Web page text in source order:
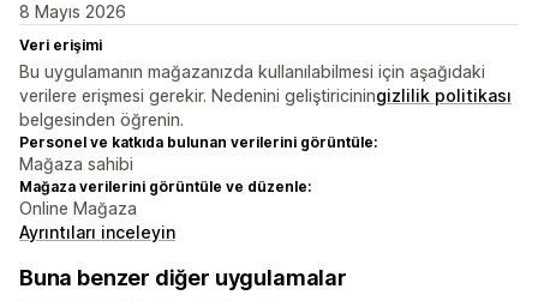
8 Mayıs 2026
Veri erişimi
Bu uygulamanın mağazanızda kullanılabilmesi için aşağıdaki
verilere erişmesi gerekir. Nedenini geliştiriciningizlilik politikası
belgesinden öğrenin.
Personel ve katkıda bulunan verilerini görüntüle:
Mağaza sahibi
Mağaza verilerini görüntüle ve düzenle:
Online Mağaza
Ayrıntıları inceleyin
Buna benzer diğer uygulamalar